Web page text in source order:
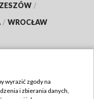
/
/ WROCŁAW
wyrazić zgody na
i zbierania danych,